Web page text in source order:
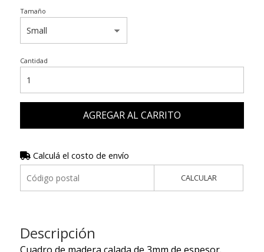
Tamaño
Cantidad
AGREGAR AL CARRITO
Calculá el costo de envío
CALCULAR
Descripción